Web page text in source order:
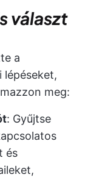
választ
a
lépéseket,
meg:
: Gyűjtse
és